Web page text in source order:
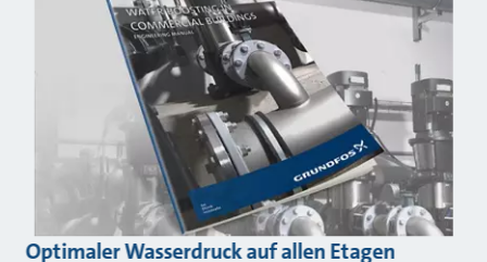
Optimaler Wasserdruck auf allen Etagen